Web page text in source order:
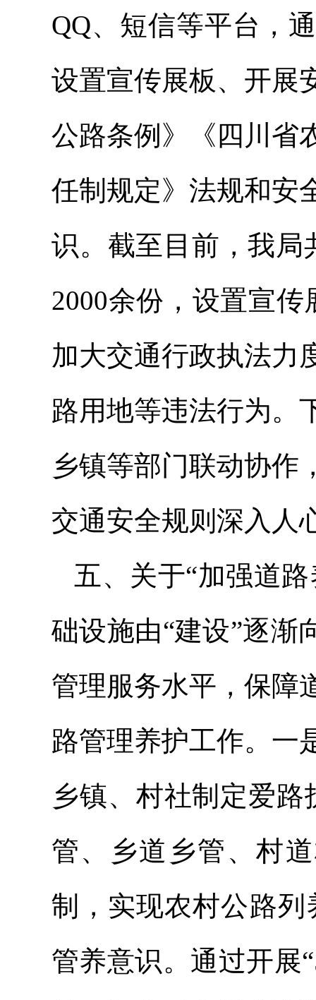
QQ、短信等平台，
设置宣传展板、开展
公路条例》《四川省
任制规定》法规和安
识。截至目前，我局
2000余份，设置宣
加大交通行政执法力
路用地等违法行为。
乡镇等部门联动协作
交通安全规则深入人
五、关于“加强道
础设施由“建设”逐渐
管理服务水平，保障
路管理养护工作。一
乡镇、村社制定爱
管、乡道乡管、村
制，实现农村公路列
管养意识。通过开展